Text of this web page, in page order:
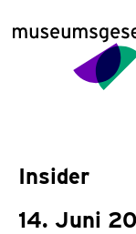
Insider
14. Juni